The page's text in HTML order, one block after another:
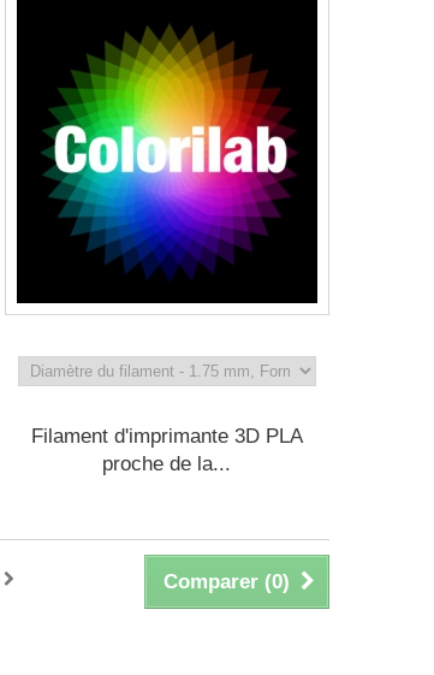
Filament d'imprimante 3D PLA
proche de la...
Comparer (0)